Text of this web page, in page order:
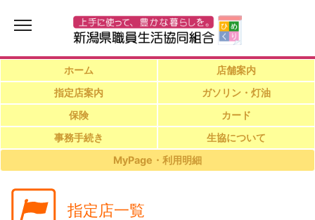
ホーム
店舗案内
指定店案内
ガソリン・灯油
保険
カード
事務手続き
生協について
MyPage・利用明細
指定店一覧